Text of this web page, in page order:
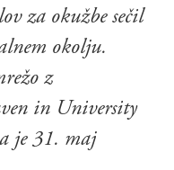
za okužbe sečil
okolju.
z
in University
je 31. maj